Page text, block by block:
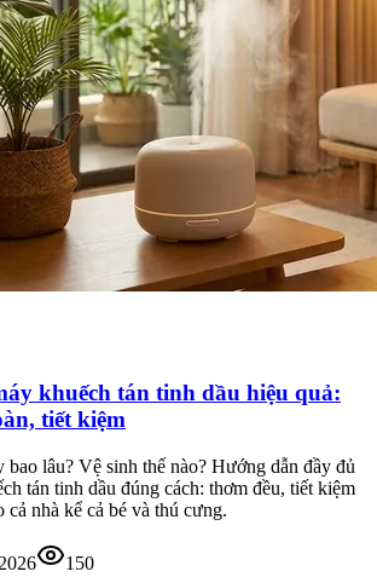
khuếch tán tinh dầu hiệu quả:
tiết kiệm
lâu? Vệ sinh thế nào? Hướng dẫn đầy đủ
tán tinh dầu đúng cách: thơm đều, tiết kiệm
cả nhà kể cả bé và thú cưng.
150